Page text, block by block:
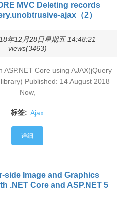
MVC Deleting records
ajax（2）
年12月28日星期五 14:48:21
views(3463)
ASP.NET Core using AJAX(jQuery
Published: 14 August 2018
Now,
标签: Ajax
详细
side Image and Graphics
.NET Core and ASP.NET 5